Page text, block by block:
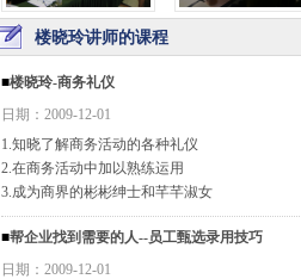
楼晓玲讲师的课程
■楼晓玲-商务礼仪
日期：2009-12-01
1.知晓了解商务活动的各种礼仪
2.在商务活动中加以熟练运用
3.成为商界的彬彬绅士和芊芊淑女
■帮企业找到需要的人--员工甄选录用技巧
日期：2009-12-01